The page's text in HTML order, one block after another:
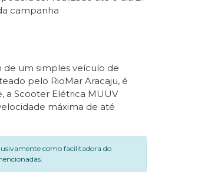
campanha
de um simples veículo de
pelo RioMar Aracaju, é
a Scooter Elétrica MUUV
máxima de até
como facilitadora do